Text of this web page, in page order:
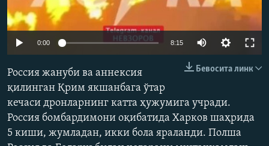
Auto 360p 480p
1080p
0:00 8:15
480p
Бевосита линк
Россия жануби ва аннексия
қилинган Қрим якшанбага ўтар
кечаси дронларнинг катта ҳужумига учради.
Россия бомбардимони оқибатида Харков шаҳрида
5 киши, жумладан, икки бола яраланди. Полша